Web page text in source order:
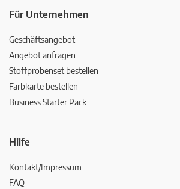
Für Unternehmen
Geschäftsangebot
Angebot anfragen
Stoffprobenset bestellen
Farbkarte bestellen
Business Starter Pack
Hilfe
Kontakt/Impressum
FAQ